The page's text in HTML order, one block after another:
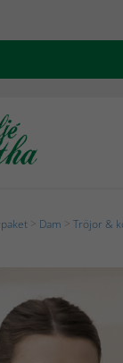
Dam Tröjor &